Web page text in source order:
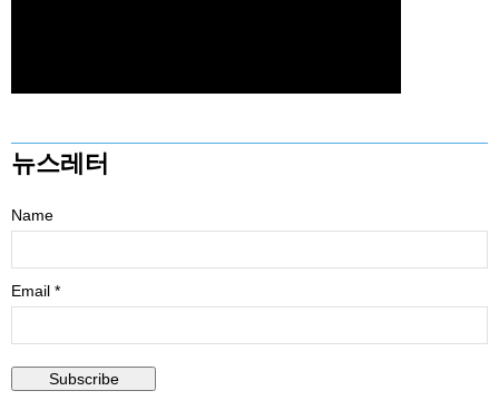
뉴스레터
Name
Email *